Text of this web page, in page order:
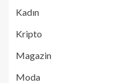
Kadın
Kripto
Magazin
Moda